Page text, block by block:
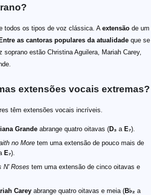
todos os tipos de voz clássica. A extensão de um
Entre as cantoras populares da atualidade que se
soprano estão Christina Aguilera, Mariah Carey,
extensões vocais extremas?
têm extensões vocais incríveis.
Grande abrange quatro oitavas (D₃ a E₇).
no More tem uma extensão de pouco mais de
E₇).
N' Roses tem uma extensão de cinco oitavas e
Carey abrange quatro oitavas e meia (B♭₂ a